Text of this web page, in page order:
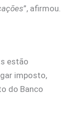
”, afirmou.
estão
imposto,
do Banco